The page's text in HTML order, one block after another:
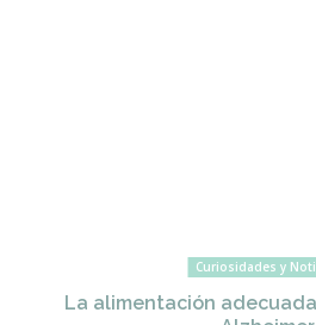
Curiosidades y
La alimentación